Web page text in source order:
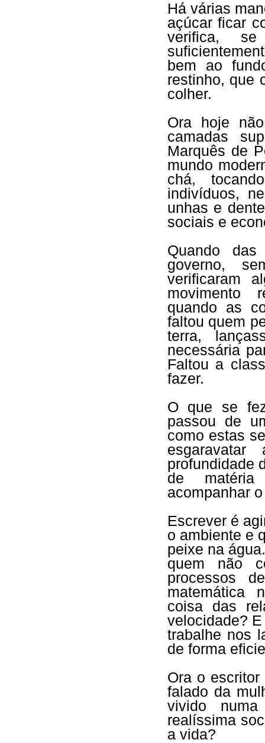
Há várias
açúcar ficar
verifica,
bem ao
restinho, que
colher.
Ora hoje
camadas
Marquês de
mundo
chá,
indivíduos,
unhas e
sociais e
Quando
governo,
verificaram
movimento
quando as
faltou quem
terra,
necessária
Faltou a
fazer.
O que se
passou de
como estas
profundidade
de matéria
acompanhar
Escrever é
o ambiente e
peixe na
quem não
processos
matemática
coisa das
velocidade?
trabalhe nos
de forma
Ora o
falado da
vivido
realíssima
a vida?